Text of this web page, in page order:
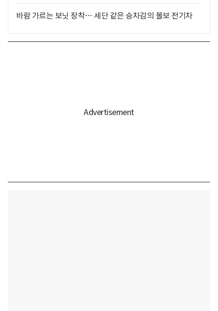
바람 가르는 보닛 장착… 세단 같은 승차감의 볼보 전기차